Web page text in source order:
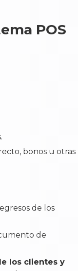
POS
bonos u otras
de los
de
los clientes y